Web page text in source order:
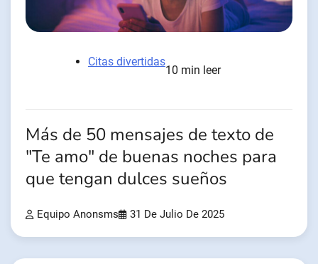
Citas divertidas
10 min leer
Más de 50 mensajes de texto de
"Te amo" de buenas noches para
que tengan dulces sueños
Equipo Anonsms 31 De Julio De 2025